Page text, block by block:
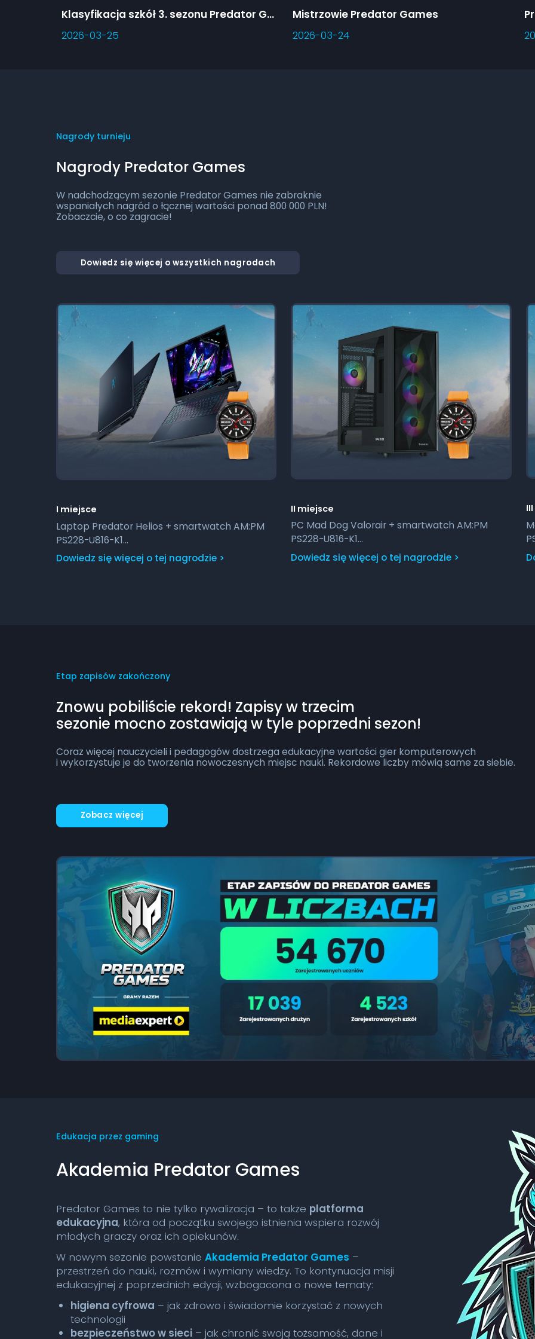
Klasyfikacja szkół 3. sezonu Predator Games
2026-03-25
Mistrzowie Predator Games
2026-03-24
Nagrody turnieju
Nagrody Predator Games
W nadchodzącym sezonie Predator Games nie zabraknie
wspaniałych nagród o łącznej wartości ponad 800 000 PLN!
Zobaczcie, o co zagracie!
Dowiedz się więcej o wszystkich nagrodach
I miejsce
Laptop Predator Helios + smartwatch AM:PM
PS228-U816-K1
– dla każdego członka drużyny.
Przejdź, aby dowiedzieć się więcej o tej nagrodzie
Dowiedz się więcej o tej nagrodzie >
II miejsce
PC Mad Dog Valorair + smartwatch AM:PM
PS228-U816-K1
– dla każdego członka drużyny.
Przejdź, aby dowiedzieć się więcej o tej nagrodzie
Dowiedz się więcej o tej nagrodzie >
–
Etap zapisów zakończony
Znowu pobiliście rekord! Zapisy w trzecim
sezonie mocno zostawiają w tyle poprzedni sezon!
Coraz więcej nauczycieli i pedagogów dostrzega edukacyjne wartości gier komputerowych
i wykorzystuje je do tworzenia nowoczesnych miejsc nauki. Rekordowe liczby mówią same za siebie.
Zobacz więcej
Edukacja przez gaming
Akademia Predator Games
Predator Games to nie tylko rywalizacja – to także platforma
edukacyjna, która od początku swojego istnienia wspiera rozwój
młodych graczy oraz ich opiekunów.
W nowym sezonie powstanieAkademia Predator Games –
przestrzeń do nauki, rozmów i wymiany wiedzy. To kontynuacja misji
edukacyjnej z poprzednich edycji, wzbogacona o nowe tematy:
higiena cyfrowa – jak zdrowo i świadomie korzystać z nowych
technologii
bezpieczeństwo w sieci – jak chronić swoją tożsamość, dane i